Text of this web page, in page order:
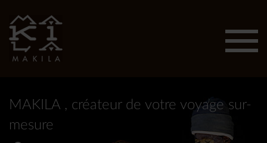
MAKILA , créateur de votre voyage sur-
mesure